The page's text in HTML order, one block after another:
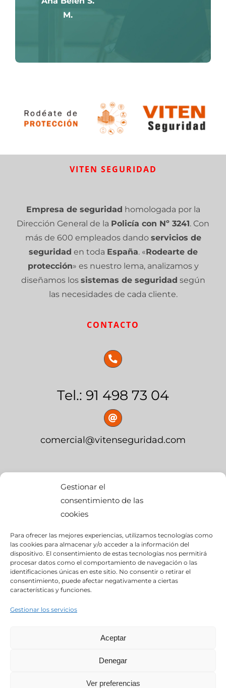
Gestionar el
consentimiento de las
cookies
Para ofrecer las mejores experiencias, utilizamos tecnologías como
las cookies para almacenar y/o acceder a la información del
dispositivo. El consentimiento de estas tecnologías nos permitirá
procesar datos como el comportamiento de navegación o las
identificaciones únicas en este sitio. No consentir o retirar el
consentimiento, puede afectar negativamente a ciertas
características y funciones.
Gestionar los servicios
Aceptar
Denegar
Ver preferencias
M.
VITEN SEGURIDAD
Empresa de seguridad homologada por la
Dirección General de la Policía con Nº 3241. Con
más de 600 empleados dando servicios de
seguridad en toda España. «Rodearte de
protección» es nuestro lema, analizamos y
diseñamos los sistemas de seguridad según
las necesidades de cada cliente.
CONTACTO
Tel.: 91 498 73 04
comercial@vitenseguridad.com
calle Palier, s/n
edif. BMW Momentum,
Pol. Ind. “Ciudad del Automóvil”
28914- Leganés (Madrid)
TRABAJA CON NOSOTROS
Copyright: 2020 . Viten Seguridad © 91 498 73 04